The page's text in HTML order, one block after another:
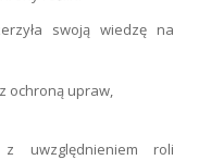
swoją wiedzę na
ochroną upraw,
uwzględnieniem roli